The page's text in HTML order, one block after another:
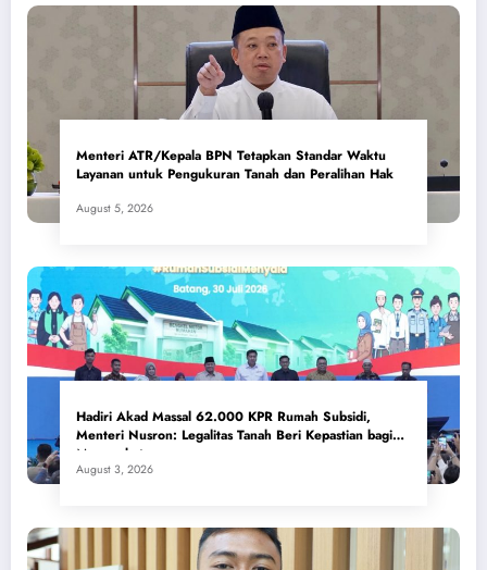
Menteri ATR/Kepala BPN Tetapkan Standar Waktu
Layanan untuk Pengukuran Tanah dan Peralihan Hak
August 5, 2026
Hadiri Akad Massal 62.000 KPR Rumah Subsidi,
Menteri Nusron: Legalitas Tanah Beri Kepastian bagi
Masyarakat
August 3, 2026